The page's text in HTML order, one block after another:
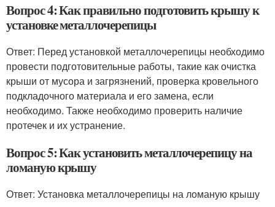
Вопрос 4: Как правильно подготовить крышу к
установке металлочерепицы
Ответ: Перед установкой металлочерепицы необходимо
провести подготовительные работы, такие как очистка
крыши от мусора и загрязнений, проверка кровельного
подкладочного материала и его замена, если
необходимо. Также необходимо проверить наличие
протечек и их устранение.
Вопрос 5: Как установить металлочерепицу на
ломаную крышу
Ответ: Установка металлочерепицы на ломаную крышу